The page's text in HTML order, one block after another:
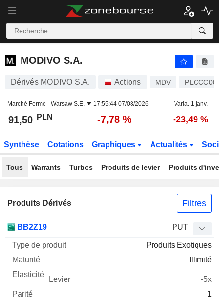
MODIVO S.A.
MODIVO S.A.
Dérivés MODIVO S.A. Actions MDV
Marché Fermé - Warsaw S.E. 17:55:44 07/08/2026 Varia. 1 janv.
91,50 PLN -7,78 % -23,49 %
Synthèse Cotations Graphiques Actualités
Tous Warrants Turbos Produits de levier Produits
Produits Dérivés Filtres
Mnemo Type produit
Elasticité Levier Parité
BB2Z19 PUT
Produits Exotiques
Illimité
-5x
1